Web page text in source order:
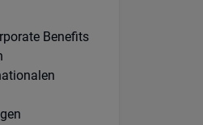
Benefits